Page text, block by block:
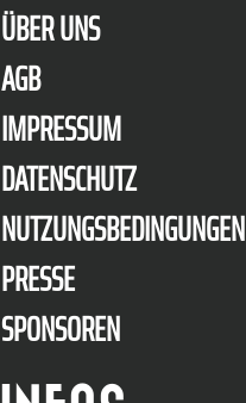
ÜBER UNS
AGB
IMPRESSUM
DATENSCHUTZ
NUTZUNGSBEDINGUNGEN
PRESSE
SPONSOREN